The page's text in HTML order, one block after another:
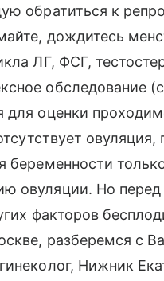
обратиться к
дождитесь
ЛГ, ФСГ,
обследование
для оценки
беременности
овуляции. Но
факторов
разберемся с
Нижник